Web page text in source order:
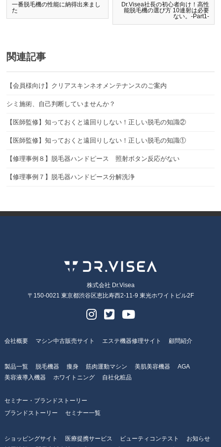
一番脱毛機の性能に納得出来まし
た
Dr.Visea社長の初心者向け！高性
能脱毛機の選び方 10連射は必要
ない。-Part1-
関連記事
【会員様向け】クリアスキンネオメンテナンスのご案内
シミ施術、自己判断していませんか？
【医師監修】知っておくと遠回りしない！正しい脱毛の知識②
【医師監修】知っておくと遠回りしない！正しい脱毛の知識①
【修理事例８】脱毛器ハンドピース 照射ボタン反応がない
【修理事例７】脱毛器ハンドピース分解洗浄
株式会社 Dr.Visea
〒150-0021 東京都渋谷区恵比寿西2-11-9 東光ホワイトビル2F
会社概要 マシン中古販売サイト エステ機器修理サイト 顧問紹介
製品一覧 脱毛機器 痩身 筋肉運動マシン 美肌美容機器
AGA
美容液導入機器
ホワイトニング 自社化粧品
セミナー・ブランドストーリー
ブランドストーリー
セミナー一覧
ショッピングサイト 医療提携サービス ビューティコンテスト
お知らせ